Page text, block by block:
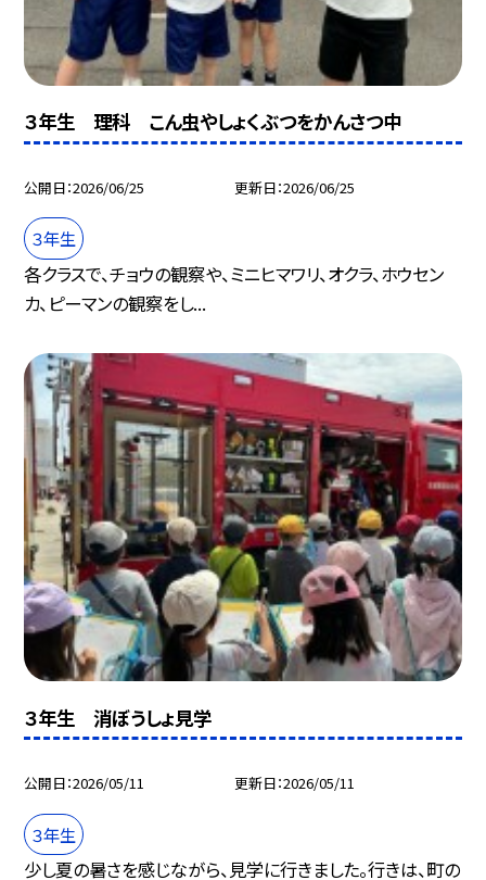
３年生 理科 こん虫やしょくぶつをかんさつ中
公開日 2026/06/25 更新日 2026/06/25
３年生
各クラスで、チョウの観察や、ミニヒマワリ、オクラ、ホウセン
カ、ピーマンの観察をし...
３年生 消ぼうしょ見学
公開日 2026/05/11 更新日 2026/05/11
３年生
少し夏の暑さを感じながら、見学に行きました。行きは、町の